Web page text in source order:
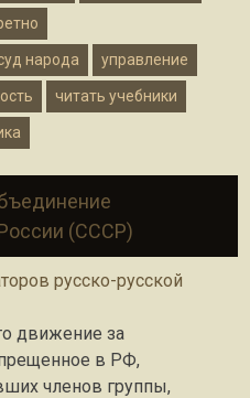
народа управление
читать учебники
(СССР)
русско-русской
движение за
в РФ,
членов группы,